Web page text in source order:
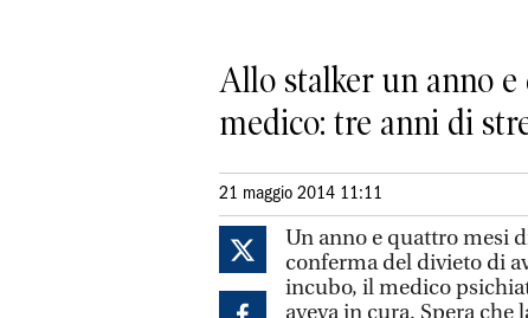
Allo stalker un anno e
medico: tre anni di
21 maggio 2014 11:11
Un anno e quattro mesi
conferma del divieto di
incubo, il medico
aveva in cura. Spera